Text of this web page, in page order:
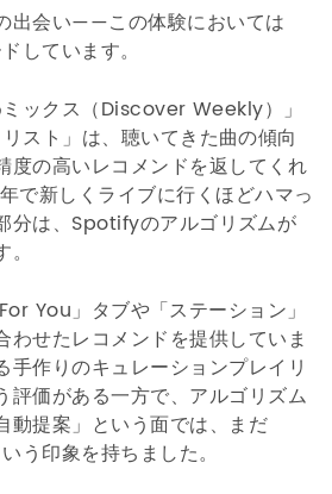
出会い——この体験においては
しています。
ックス（Discover Weekly）」
スト」は、聴いてきた曲の傾向
度の高いレコメンドを返してくれ
で新しくライブに行くほどハマっ
分は、Spotifyのアルゴリズムが
You」タブや「ステーション」
わせたレコメンドを提供していま
手作りのキュレーションプレイリ
評価がある一方で、アルゴリズム
動提案」という面では、まだ
う印象を持ちました。